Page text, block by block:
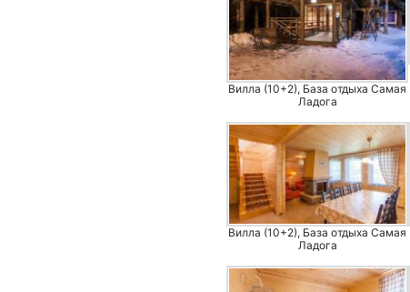
Вилла (10+2), База отдыха Самая
Ладога
Вилла (10+2), База отдыха Самая
Ладога